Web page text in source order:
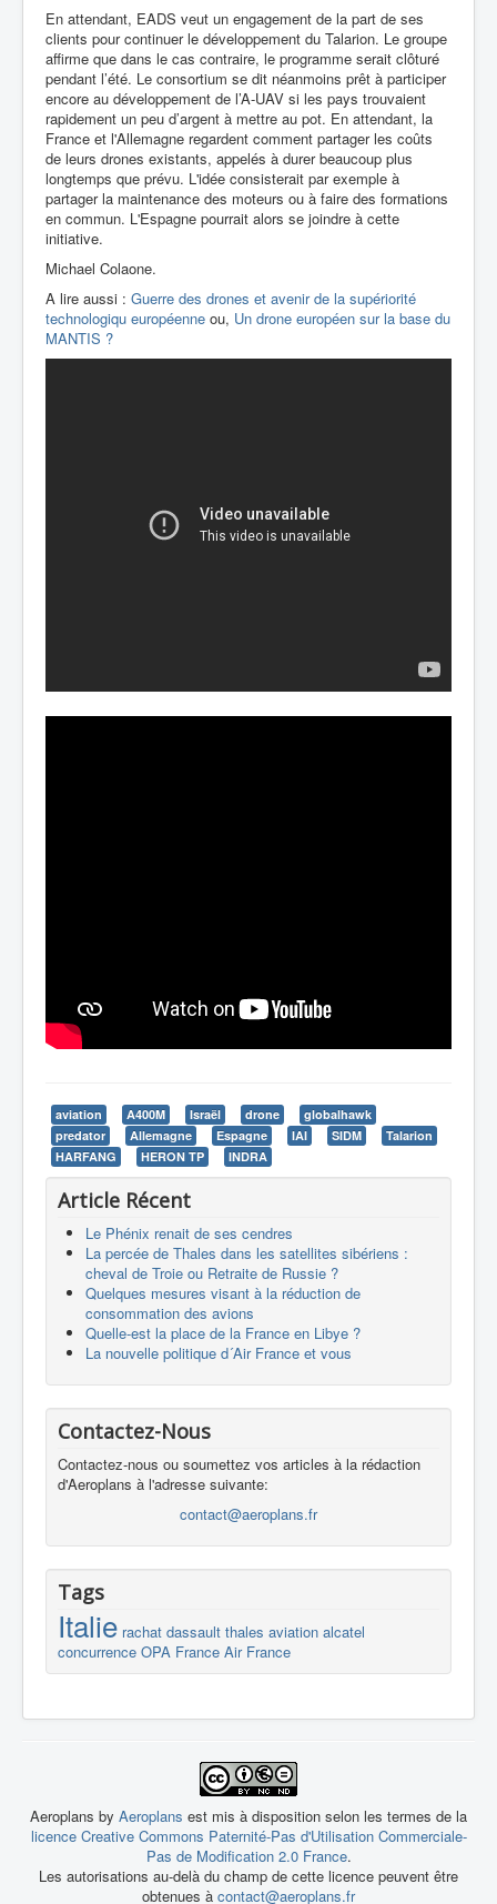
En attendant, EADS veut un engagement de la part de ses
clients pour continuer le développement du Talarion. Le groupe
affirme que dans le cas contraire, le programme serait clôturé
pendant l’été. Le consortium se dit néanmoins prêt à participer
encore au développement de l’A-UAV si les pays trouvaient
rapidement un peu d’argent à mettre au pot. En attendant, la
France et l'Allemagne regardent comment partager les coûts
de leurs drones existants, appelés à durer beaucoup plus
longtemps que prévu. L'idée consisterait par exemple à
partager la maintenance des moteurs ou à faire des formations
en commun. L'Espagne pourrait alors se joindre à cette
initiative.
Michael Colaone.
A lire aussi : Guerre des drones et avenir de la supériorité
technologiqu européenne ou, Un drone européen sur la base du
MANTIS ?
aviation A400M Israël drone
globalhawk
predator
Allemagne Espagne IAI SIDM
Talarion
HARFANG
HERON TP INDRA
Article Récent
Le Phénix renait de ses cendres
La percée de Thales dans les satellites sibériens :
cheval de Troie ou Retraite de Russie ?
Quelques mesures visant à la réduction de
consommation des avions
Quelle-est la place de la France en Libye ?
La nouvelle politique d´Air France et vous
Contactez-Nous
Contactez-nous ou soumettez vos articles à la rédaction
d'Aeroplans à l'adresse suivante:
contact@aeroplans.fr
Tags
Italie rachat dassault thales aviation alcatel
concurrence OPA France Air France
Aeroplans by Aeroplans est mis à disposition selon les termes de la
licence Creative Commons Paternité-Pas d'Utilisation Commerciale-
Pas de Modification 2.0 France.
Les autorisations au-delà du champ de cette licence peuvent être
obtenues à contact@aeroplans.fr